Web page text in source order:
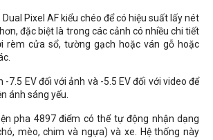
Dual Pixel AF kiểu chéo để có hiệu suất lấy nét
đặc biệt là trong các cảnh có nhiều chi tiết
rèm cửa sổ, tường gạch hoặc ván gỗ hoặc
-7.5 EV đối với ảnh và -5.5 EV đối với video để
ánh sáng yếu.
pha 4897 điểm có thể tự động nhận dạng
mèo, chim và ngựa) và xe. Hệ thống này